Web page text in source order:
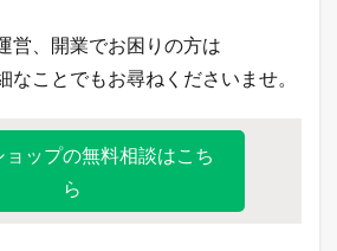
営、開業でお困りの方は
なことでもお尋ねくださいませ。
ョップの無料相談はこち
ら